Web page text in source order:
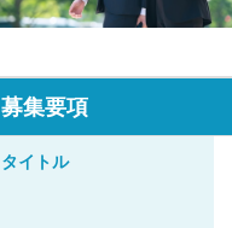
募集要項
タイトル